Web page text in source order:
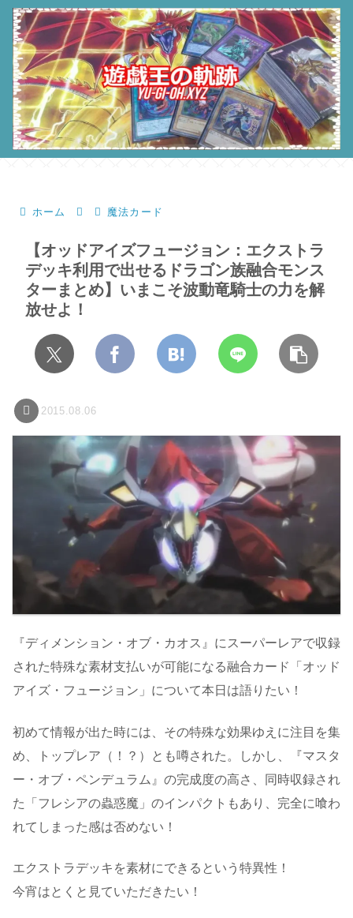
ホーム 魔法カード
【オッドアイズフュージョン：エクストラ
デッキ利用で出せるドラゴン族融合モンス
ターまとめ】いまこそ波動竜騎士の力を解
放せよ！
2015.08.06
『ディメンション・オブ・カオス』にスーパーレアで収録
された特殊な素材支払いが可能になる融合カード「オッド
アイズ・フュージョン」について本日は語りたい！
初めて情報が出た時には、その特殊な効果ゆえに注目を集
め、トップレア（！？）とも噂された。しかし、『マスタ
ー・オブ・ペンデュラム』の完成度の高さ、同時収録され
た「フレシアの蟲惑魔」のインパクトもあり、完全に喰わ
れてしまった感は否めない！
エクストラデッキを素材にできるという特異性！
今宵はとくと見ていただきたい！